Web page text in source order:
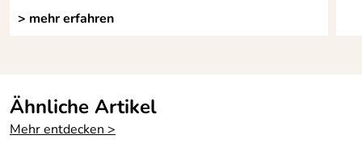
> mehr erfahren
Ähnliche Artikel
Mehr entdecken >